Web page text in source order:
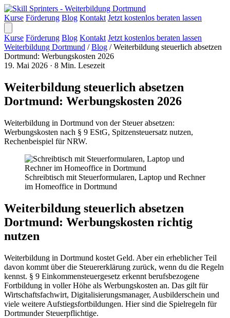
Kurse Förderung Blog Kontakt Jetzt kostenlos beraten lassen
Kurse Förderung Blog Kontakt Jetzt kostenlos beraten lassen
Weiterbildung Dortmund / Blog / Weiterbildung steuerlich absetzen
Dortmund: Werbungskosten 2026
19. Mai 2026 · 8 Min. Lesezeit
Weiterbildung steuerlich absetzen
Dortmund: Werbungskosten 2026
Weiterbildung in Dortmund von der Steuer absetzen:
Werbungskosten nach § 9 EStG, Spitzensteuersatz nutzen,
Rechenbeispiel für NRW.
Schreibtisch mit Steuerformularen, Laptop und Rechner
im Homeoffice in Dortmund
Weiterbildung steuerlich absetzen
Dortmund: Werbungskosten richtig
nutzen
Weiterbildung in Dortmund kostet Geld. Aber ein erheblicher Teil
davon kommt über die Steuererklärung zurück, wenn du die Regeln
kennst. § 9 Einkommensteuergesetz erkennt berufsbezogene
Fortbildung in voller Höhe als Werbungskosten an. Das gilt für
Wirtschaftsfachwirt, Digitalisierungsmanager, Ausbilderschein und
viele weitere Aufstiegsfortbildungen. Hier sind die Spielregeln für
Dortmunder Steuerpflichtige.